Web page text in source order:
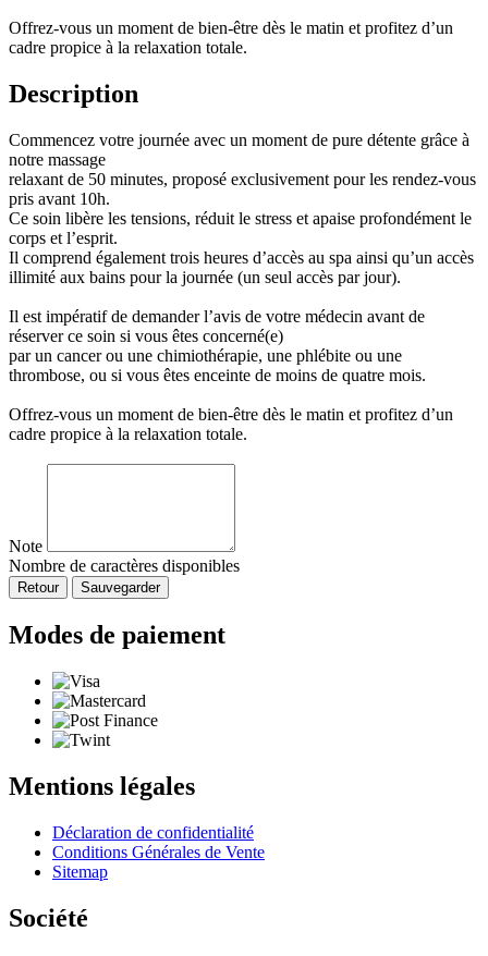
Offrez-vous un moment de bien-être dès le matin et profitez d’un
cadre propice à la relaxation totale.
Description
Commencez votre journée avec un moment de pure détente grâce à
notre massage
relaxant de 50 minutes, proposé exclusivement pour les rendez-vous
pris avant 10h.
Ce soin libère les tensions, réduit le stress et apaise profondément le
corps et l’esprit.
Il comprend également trois heures d’accès au spa ainsi qu’un accès
illimité aux bains pour la journée (un seul accès par jour).
Il est impératif de demander l’avis de votre médecin avant de
réserver ce soin si vous êtes concerné(e)
par un cancer ou une chimiothérapie, une phlébite ou une
thrombose, ou si vous êtes enceinte de moins de quatre mois.
Offrez-vous un moment de bien-être dès le matin et profitez d’un
cadre propice à la relaxation totale.
Note
Nombre de caractères disponibles
Retour Sauvegarder
Modes de paiement
Mentions légales
Déclaration de confidentialité
Conditions Générales de Vente
Sitemap
Société